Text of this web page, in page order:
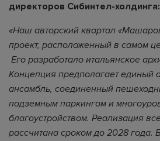
директоров Сибинтел-холдинга:
«Наш авторский квартал
проект, расположенный в самом
Его разработало итальянское
Концепция предполагает единый
ансамбль, соединенный
подземным паркингом и
благоустройством. Реализация
рассчитана сроком до 2028 года.